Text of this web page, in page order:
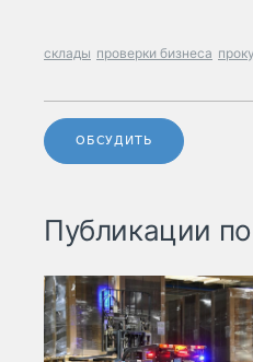
склады проверки бизнеса
ОБСУДИТЬ
Публикации